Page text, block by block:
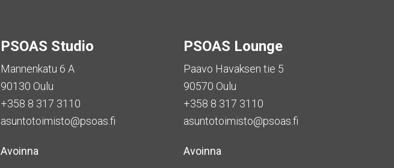
PSOAS Studio
Mannenkatu 6 A
90130 Oulu
+358 8 317 3110
asuntotoimisto@psoas.fi
Avoinna
PSOAS Lounge
Paavo Havaksen tie 5
90570 Oulu
+358 8 317 3110
asuntotoimisto@psoas.fi
Avoinna